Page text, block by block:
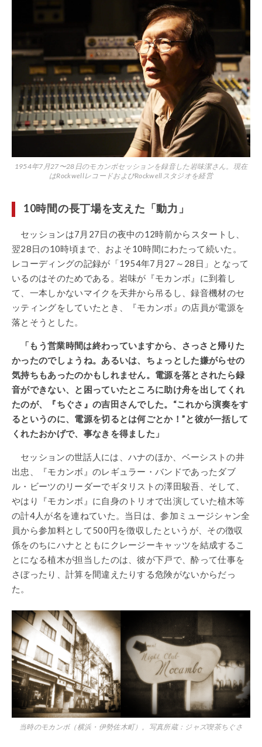
1954年7月27〜28日のモカンボセッションを録音した岩味潔さん。現在
はRockwellレコードおよびRockwellスタジオを経営
10時間の長丁場を支えた「動力」
セッションは7月27日の夜中の12時前からスタートし、
翌28日の10時頃まで、およそ10時間にわたって続いた。
レコーディングの記録が「1954年7月27～28日」となって
いるのはそのためである。岩味が『モカンボ』に到着し
て、一本しかないマイクを天井から吊るし、録音機材のセ
ッティングをしていたとき、『モカンボ』の店員が電源を
落とそうとした。
「もう営業時間は終わっていますから、さっさと帰りた
かったのでしょうね。あるいは、ちょっとした嫌がらせの
気持ちもあったのかもしれません。電源を落とされたら録
音ができない、と困っていたところに助け舟を出してくれ
たのが、『ちぐさ』の吉田さんでした。“これから演奏をす
るというのに、電源を切るとは何ごとか！”と彼が一括して
くれたおかげで、事なきを得ました」
セッションの世話人には、ハナのほか、ベーシストの井
出忠、『モカンボ』のレギュラー・バンドであったダブ
ル・ビーツのリーダーでギタリストの澤田駿吾、そして、
やはり『モカンボ』に自身のトリオで出演していた植木等
の計4人が名を連ねていた。当日は、参加ミュージシャン全
員から参加料として500円を徴収したというが、その徴収
係をのちにハナとともにクレージーキャッツを結成するこ
とになる植木が担当したのは、彼が下戸で、酔って仕事を
さぼったり、計算を間違えたりする危険がないからだっ
た。
当時のモカンボ（横浜・伊勢佐木町）。写真所蔵：ジャズ喫茶ちぐさ